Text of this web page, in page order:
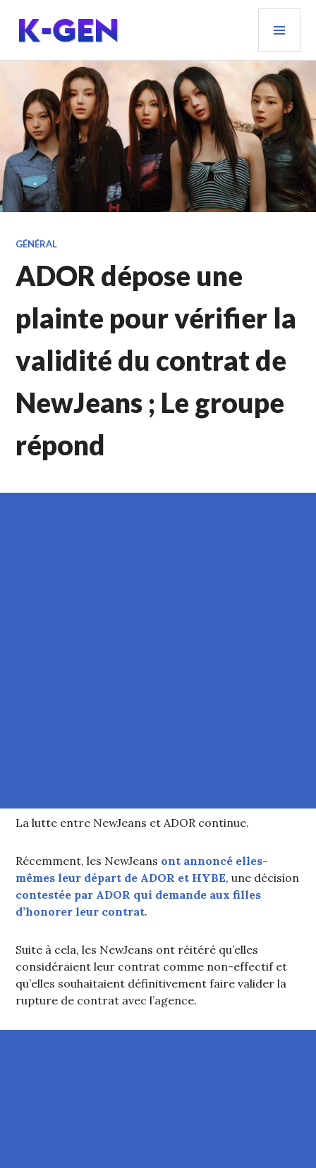
contenu
principal
K-GEN
GÉNÉRAL
ADOR dépose une
plainte pour vérifier la
validité du contrat de
NewJeans ; Le groupe
répond
La lutte entre NewJeans et ADOR continue.
Récemment, les NewJeans ont annoncé elles-
mêmes leur départ de ADOR et HYBE, une décision
contestée par ADOR qui demande aux filles
d’honorer leur contrat.
Suite à cela, les NewJeans ont réitéré qu’elles
considéraient leur contrat comme non-effectif et
qu’elles souhaitaient définitivement faire valider la
rupture de contrat avec l’agence.